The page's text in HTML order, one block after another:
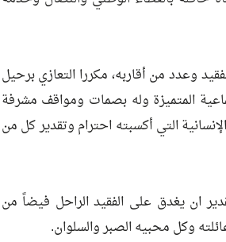
وعدد من أقاربه، مكررا التعازي برحيل
المتميزة وله بصمات ومواقف مشرفة
التي أكسبته احترام وتقدير كل من
ان يغدق على الفقيد الراحل فيضاً من
وكل محبيه الصبر والسلوان.